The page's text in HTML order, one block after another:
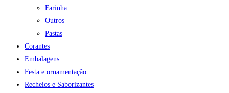
Farinha
Outros
Pastas
Corantes
Embalagens
Festa e ornamentação
Recheios e Saborizantes